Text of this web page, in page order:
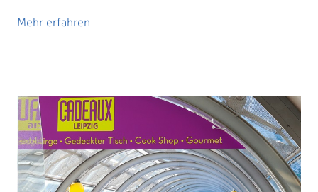
Mehr erfahren